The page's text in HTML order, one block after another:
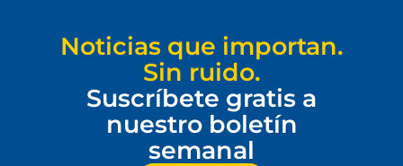
Noticias que importan.
Sin ruido.
Suscríbete gratis a
nuestro boletín
semanal